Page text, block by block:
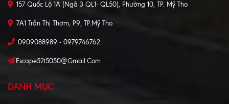
157 Quốc Lộ 1A (Ngã 3 QL1- QL50), Phường 10, TP. Mỹ Tho
7A1 Trần Thị Thơm, P9, TP.Mỹ Tho
0909088989 - 0979746762
Escape52t5050@gmail.com
DANH MỤC